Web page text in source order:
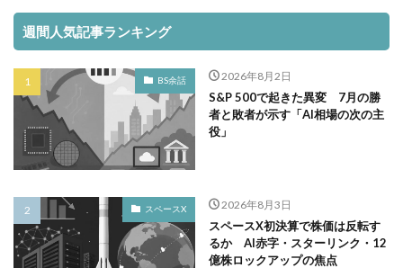
週間人気記事ランキング
BS余話 2026年8月2日
S&P 500で起きた異変 7月の勝
者と敗者が示す「AI相場の次の主
役」
スペースX 2026年8月3日
スペースX初決算で株価は反転す
るか AI赤字・スターリンク・12
億株ロックアップの焦点